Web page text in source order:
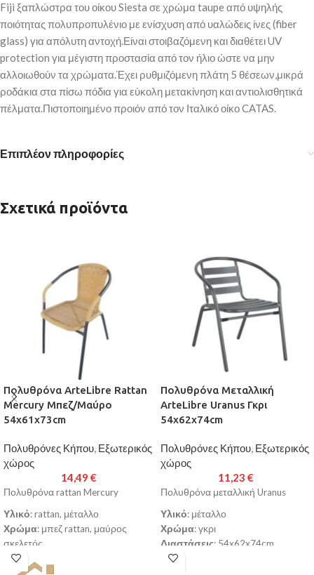
Fiji ξαπλώστρα του οίκου Siesta σε χρώμα taupe από υψηλής
ποιότητας πολυπροπυλένιο με ενίσχυση από υαλώδεις ίνες (fiber
glass) για απόλυτη αντοχή.Είναι στοιβαζόμενη και διαθέτει UV
protection για μέγιστη προστασία από τον ήλιο ώστε να μην
αλλοιωθούν τα χρώματα.Έχει ρυθμιζόμενη πλάτη 5 θέσεων,μικρά
ροδάκια στα πίσω πόδια για εύκολη μετακίνηση και αντιολισθητικά
πέλματα.Πιστοποιημένο προιόν από τον Ιταλικό οίκο CATAS.
Επιπλέον πληροφορίες
Σχετικά προϊόντα
Πολυθρόνα ArteLibre Rattan
Mercury Μπεζ/Μαύρο
54x61x73cm
Πολυθρόνες Κήπου, Εξωτερικός
χώρος
14,49 €
Πολυθρόνα rattan Mercury
Υλικό: rattan, μέταλλο
Χρώμα: μπεζ rattan, μαύρος
σκελετός
Διαστάσεις
Πολυθρόνα Μεταλλική
ArteLibre Uranus Γκρι
54x62x74cm
Πολυθρόνες Κήπου, Εξωτερικός
χώρος
11,23 €
Πολυθρόνα μεταλλική Uranus
Υλικό: μέταλλο
Χρώμα: γκρι
Διαστάσεις: 54x62x74cm
Διάμετρος Σωλήνα